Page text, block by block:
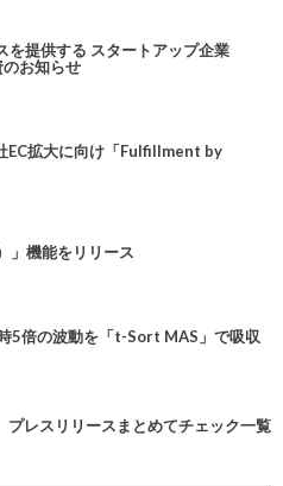
を提供する スタートアップ企業
お知らせ
EC拡大に向け「Fulfillment by
」機能をリリース
5倍の波動を「t-Sort MAS」で吸収
プレスリリースまとめてチェック一覧